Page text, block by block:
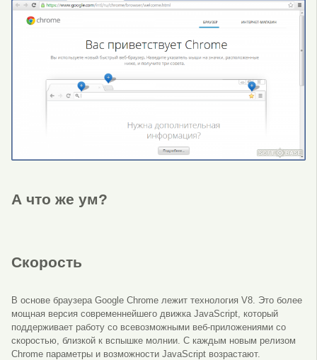
А что же ум?
Скорость
В основе браузера Google Chrome лежит технология V8. Это более
мощная версия современнейшего движка JavaScript, который
поддерживает работу со всевозможными веб-приложениями со
скоростью, близкой к вспышке молнии. С каждым новым релизом
Chrome параметры и возможности JavaScript возрастают.